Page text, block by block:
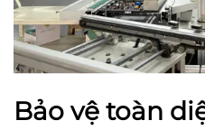
Bảo vệ toàn